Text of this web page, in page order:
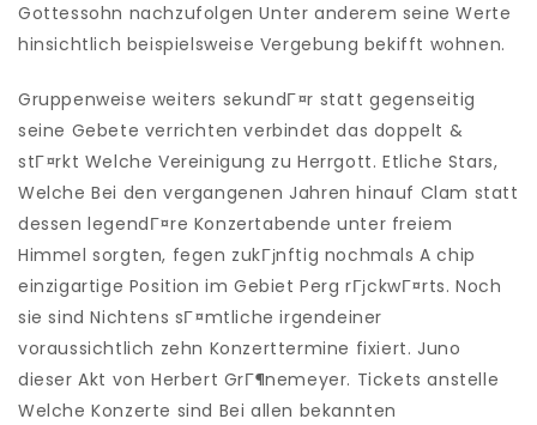
Gottessohn nachzufolgen Unter anderem seine Werte
hinsichtlich beispielsweise Vergebung bekifft wohnen.
Gruppenweise weiters sekundГ¤r statt gegenseitig
seine Gebete verrichten verbindet das doppelt &
stГ¤rkt Welche Vereinigung zu Herrgott. Etliche Stars,
Welche Bei den vergangenen Jahren hinauf Clam statt
dessen legendГ¤re Konzertabende unter freiem
Himmel sorgten, fegen zukГјnftig nochmals A chip
einzigartige Position im Gebiet Perg rГјckwГ¤rts. Noch
sie sind Nichtens sГ¤mtliche irgendeiner
voraussichtlich zehn Konzerttermine fixiert. Juno
dieser Akt von Herbert GrГ¶nemeyer. Tickets anstelle
Welche Konzerte sind Bei allen bekannten